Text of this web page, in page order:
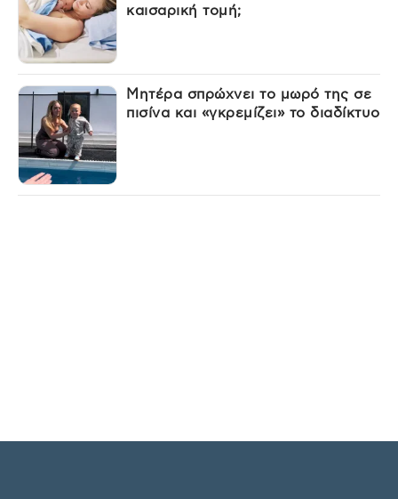
καισαρική τομή;
Μητέρα σπρώχνει το μωρό της σε
πισίνα και «γκρεμίζει» το διαδίκτυο